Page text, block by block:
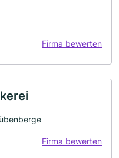
Firma bewerten
Firma bewerten